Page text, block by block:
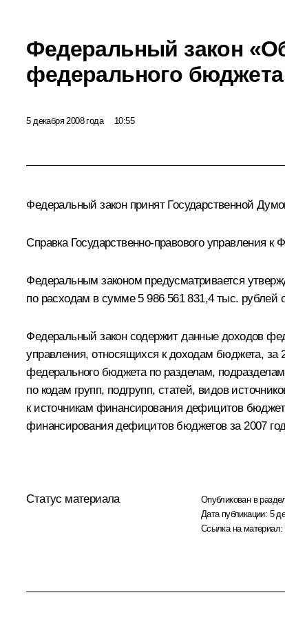
Федеральный закон
федерального бюджета
5 декабря 2008 года 10:55
Федеральный закон принят Государственной
Справка Государственно-правового управления к
Федеральным законом предусматривается
по расходам в сумме 5 986 561 831,4 тыс.
Федеральный закон содержит данные доходов
управления, относящихся к доходам бюджета, за
федерального бюджета по разделам,
по кодам групп, подгрупп, статей, видов
к источникам финансирования дефицитов
финансирования дефицитов бюджетов за 2007
Статус материала Опубликован в
Дата публикации: 5
Ссылка на материал: